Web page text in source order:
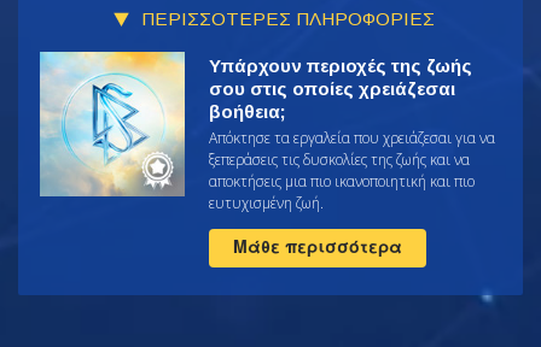
ΠΕΡΙΣΣΟΤΕΡΕΣ ΠΛΗΡΟΦΟΡΙΕΣ
Υπάρχουν περιοχές της ζωής
σου στις οποίες χρειάζεσαι
βοήθεια;
Απόκτησε τα εργαλεία που χρειάζεσαι για να
ξεπεράσεις τις δυσκολίες της ζωής και να
αποκτήσεις μια πιο ικανοποιητική και πιο
ευτυχισμένη ζωή.
Μάθε περισσότερα